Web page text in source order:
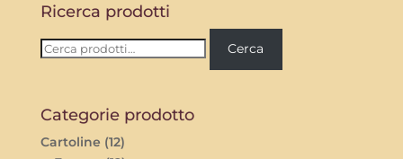
Ricerca prodotti
Cerca:
Cerca
Categorie prodotto
Cartoline (12)